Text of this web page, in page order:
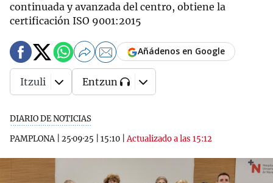
continuada y avanzada del centro, obtiene la
certificación ISO 9001:2015
DIARIO DE NOTICIAS
PAMPLONA| 25·09·25 15:10 |Actualizado a las 15:12
Añádenos en Google
Itzuli Entzun